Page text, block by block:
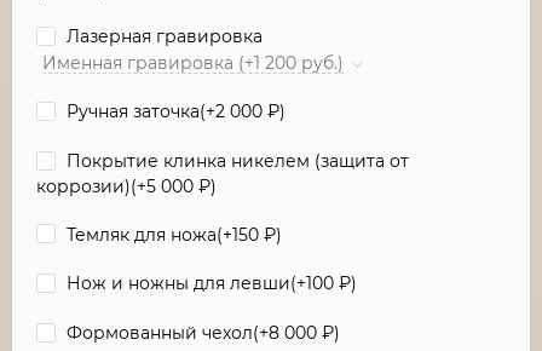
Лазерная гравировка
Именная гравировка (+1 200 руб.)
Ручная заточка(+2 000 ₽)
Покрытие клинка никелем (защита от
коррозии)(+5 000 ₽)
Темляк для ножа(+150 ₽)
Нож и ножны для левши(+100 ₽)
Формованный чехол(+8 000 ₽)